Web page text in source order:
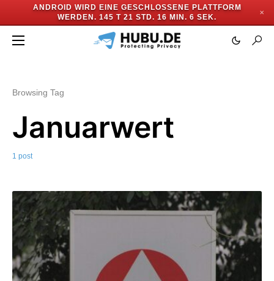
ANDROID WIRD EINE GESCHLOSSENE PLATTFORM
WERDEN. 145 T 21 STD. 16 MIN. 6 SEK.
✕
Browsing Tag
Januarwert
1 post